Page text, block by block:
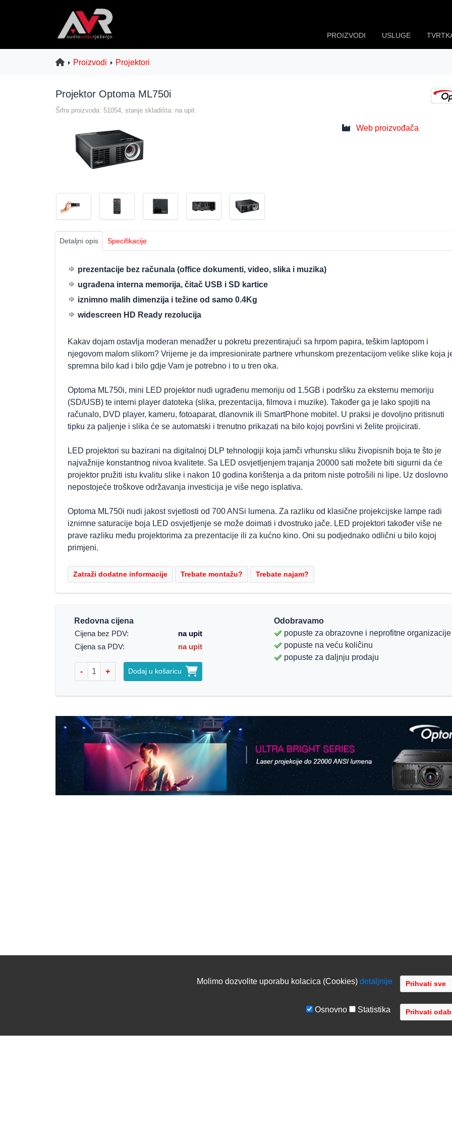
PROIZVODI USLUGE
Proizvodi Projektori
Projektor Optoma ML750i
Šifra proizvoda: 51054, stanje skladišta: na upit
Web proizvođača
Detaljni opis Specifikacije
prezentacije bez računala (office dokumenti, video, slika i muzika)
ugrađena interna memorija, čitač USB i SD kartice
iznimno malih dimenzija i težine od samo 0.4Kg
widescreen HD Ready rezolucija
Kakav dojam ostavlja moderan menadžer u pokretu prezentirajući sa hrpom papira, teškim laptopom i
njegovom malom slikom? Vrijeme je da impresionirate partnere vrhunskom prezentacijom velike slike koja
spremna bilo kad i bilo gdje Vam je potrebno i to u tren oka.
Optoma ML750i, mini LED projektor nudi ugrađenu memoriju od 1.5GB i podršku za eksternu memoriju
(SD/USB) te interni player datoteka (slika, prezentacija, filmova i muzike). Također ga je lako spojiti na
računalo, DVD player, kameru, fotoaparat, dlanovnik ili SmartPhone mobitel. U praksi je dovoljno pritisnuti
tipku za paljenje i slika će se automatski i trenutno prikazati na bilo kojoj površini vi želite projicirati.
LED projektori su bazirani na digitalnoj DLP tehnologiji koja jamči vrhunsku sliku živopisnih boja te što je
najvažnije konstantnog nivoa kvalitete. Sa LED osvjetljenjem trajanja 20000 sati možete biti sigurni da će
projektor pružiti istu kvalitu slike i nakon 10 godina korištenja a da pritom niste potrošili ni lipe. Uz doslovno
nepostojeće troškove održavanja investicija je više nego isplativa.
Optoma ML750i nudi jakost svjetlosti od 700 ANSi lumena. Za razliku od klasične projekcijske lampe radi
iznimne saturacije boja LED osvjetljenje se može doimati i dvostruko jače. LED projektori također više ne
prave razliku među projektorima za prezentacije ili za kućno kino. Oni su podjednako odlični u bilo kojoj
primjeni.
Redovna cijena
Cijena bez PDV:
na upit
Cijena sa PDV:
na upit
- + Dodaj u košaricu
Odobravamo
popuste za obrazovne i neprofitne organizacije
popuste na veću koliĉinu
popuste za daljnju prodaju
Molimo dozvolite uporabu kolacica (Cookies) detaljnije
Osnovno Statistika